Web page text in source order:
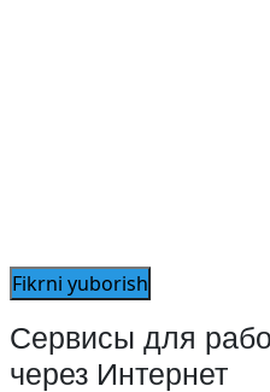
Сервисы для
через Интернет